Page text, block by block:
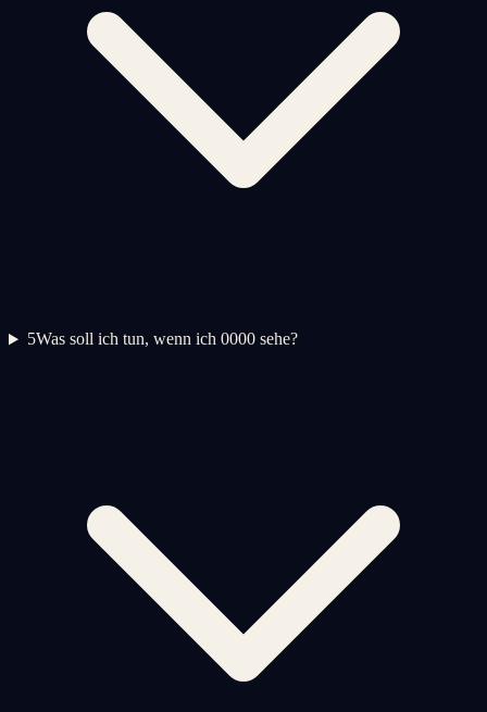
5Was soll ich tun, wenn ich 0000 sehe?